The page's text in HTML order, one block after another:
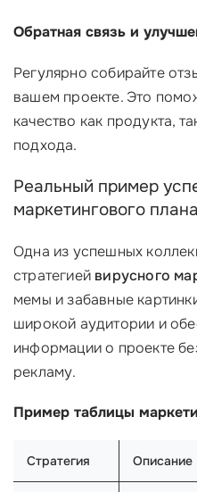
Обратная связь и
Регулярно собирайте
вашем проекте. Это
качество как продукта,
подхода.
Реальный пример
маркетингового плана
Одна из успешных
стратегией вирусного
мемы и забавные
широкой аудитории и
информации о проекте
рекламу.
Пример таблицы
Стратегия Описание